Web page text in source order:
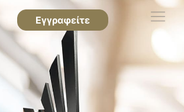
Εγγραφείτε